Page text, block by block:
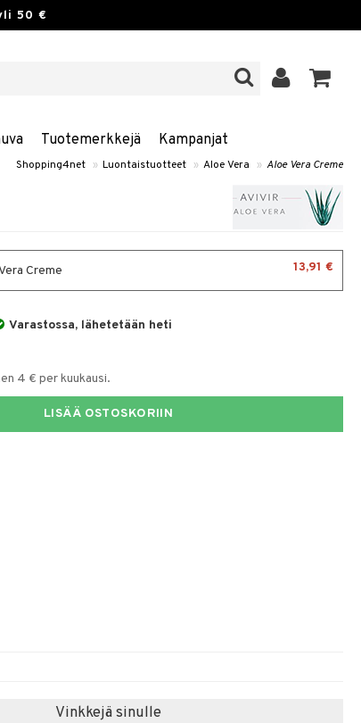
50 €
Tuotemerkkejä Kampanjat
Shopping4net » Luontaistuotteet » Aloe Vera » Aloe Vera Creme
Creme 13,91 €
Varastossa, lähetetään heti
4 € per kuukausi.
LISÄÄ OSTOSKORIIN
Vinkkejä sinulle